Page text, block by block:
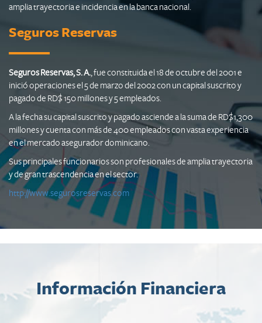
amplia trayectoria e incidencia en la banca nacional.
Seguros Reservas
Seguros Reservas, S. A., fue constituida el 18 de octubre del 2001 e
inició operaciones el 5 de marzo del 2002 con un capital suscrito y
pagado de RD$ 150 millones y 5 empleados.
A la fecha su capital suscrito y pagado asciende a la suma de RD$1,300
millones y cuenta con más de 400 empleados con vasta experiencia
en el mercado asegurador dominicano.
Sus principales funcionarios son profesionales de amplia trayectoria
y de gran trascendencia en el sector.
http://www.segurosreservas.com
Información Financiera